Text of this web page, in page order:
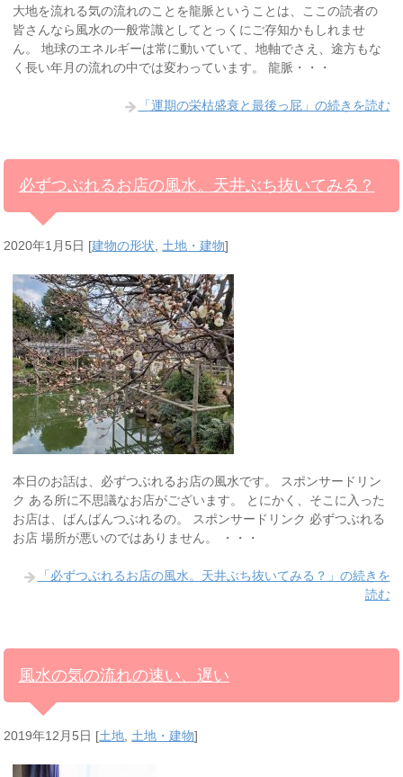
大地を流れる気の流れのことを龍脈ということは、ここの読者の
皆さんなら風水の一般常識としてとっくにご存知かもしれませ
ん。 地球のエネルギーは常に動いていて、地軸でさえ、途方もな
く長い年月の流れの中では変わっています。 龍脈・・・
「運期の栄枯盛衰と最後っ屁」の続きを読む
必ずつぶれるお店の風水。天井ぶち抜いてみる？
2020年1月5日 [建物の形状,土地・建物]
本日のお話は、必ずつぶれるお店の風水です。 スポンサードリン
ク ある所に不思議なお店がございます。 とにかく、そこに入った
お店は、ばんばんつぶれるの。 スポンサードリンク 必ずつぶれる
お店 場所が悪いのではありません。 ・・・
「必ずつぶれるお店の風水。天井ぶち抜いてみる？」の続きを
読む
風水の気の流れの速い、遅い
2019年12月5日 [土地 土地・建物]